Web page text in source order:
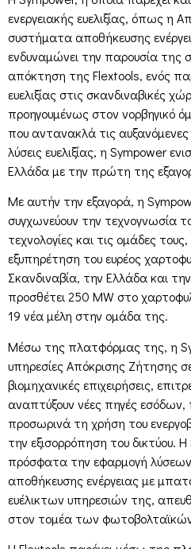
ενεργειακής ευελιξίας, όπως η
συστήματα αποθήκευσης
ενδυναμώνει την παρουσία της
απόκτηση της Flextools, ενός
ευελιξίας στις σκανδιναβικές
προηγουμένως στον νορβηγικό
που αντανακλά τις
λύσεις ευελιξίας, η Sympower
Ελλάδα με την πρώτη της
Με αυτήν την εξαγορά, η
συγχωνεύουν την τεχνογνωσία
τεχνολογίες και τις ομάδες
εξυπηρέτηση του ευρέος
Σκανδιναβία, την Ελλάδα και
προσθέτει 250 MW στο
19 νέα μέλη στην ομάδα της.
Μέσω της πλατφόρμας της, η
υπηρεσίες Απόκρισης Ζήτησης
βιομηχανικές επιχειρήσεις,
αναπτύξουν νέες πηγές
προσωρινά τη χρήση του
την εξισορρόπηση του δικτύου.
πρόσφατα την εφαρμογή
αποθήκευσης ενέργειας με
ευέλικτων υπηρεσιών της,
στον τομέα των